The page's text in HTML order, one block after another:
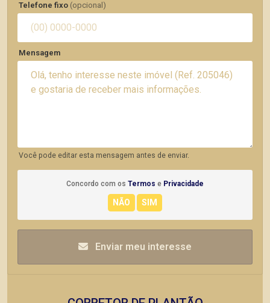
Telefone fixo (opcional)
Mensagem
Você pode editar esta mensagem antes de enviar.
Concordo com os Termos e Privacidade
Enviar meu interesse